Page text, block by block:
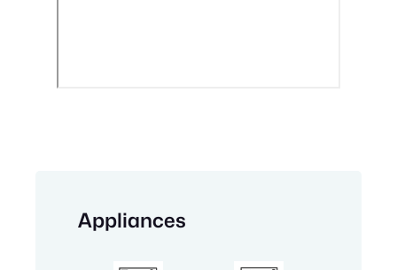
Appliances